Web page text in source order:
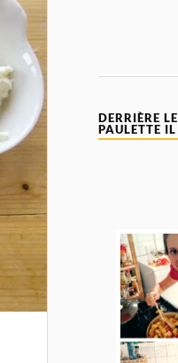
DERRIÈRE
PAULETTE